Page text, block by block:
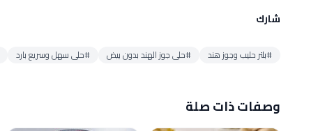
شارك
#بلتر حليب وجوز هند #حلى جوز الهند بدون بيض #حلى سهل وسريع بارد
وصفات ذات صلة